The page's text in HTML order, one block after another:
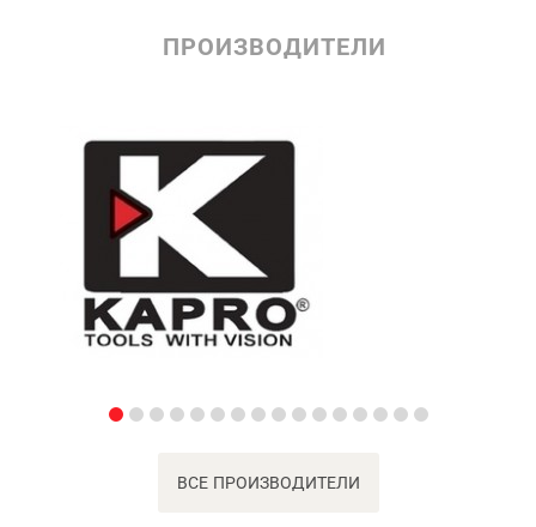
ПРОИЗВОДИТЕЛИ
ВСЕ ПРОИЗВОДИТЕЛИ